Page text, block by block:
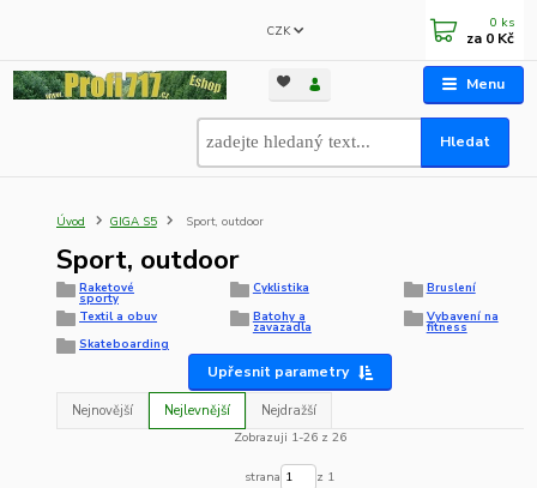
Menu
CZK
Hledat
0 ks
za 0 Kč
Úvod GIGA S5 Sport, outdoor
Sport, outdoor
Raketové
sporty
Cyklistika
Bruslení
Textil a obuv
Batohy a
zavazadla
Vybavení na
fitness
Skateboarding
Upřesnit parametry
Nejnovější Nejlevnější
Nejdražší
Zobrazuji 1-26 z 26
strana z 1